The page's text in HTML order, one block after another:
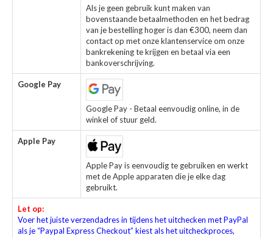
Als je geen gebruik kunt maken van
bovenstaande betaalmethoden en het bedrag
van je bestelling hoger is dan €300, neem dan
contact op met onze klantenservice om onze
bankrekening te krijgen en betaal via een
bankoverschrijving.
Google Pay
Google Pay - Betaal eenvoudig online, in de
winkel of stuur geld.
Apple Pay
Apple Pay is eenvoudig te gebruiken en werkt
met de Apple apparaten die je elke dag
gebruikt.
Let op:
Voer het juiste verzendadres in tijdens het uitchecken met PayPal
als je “Paypal Express Checkout” kiest als het uitcheckproces,